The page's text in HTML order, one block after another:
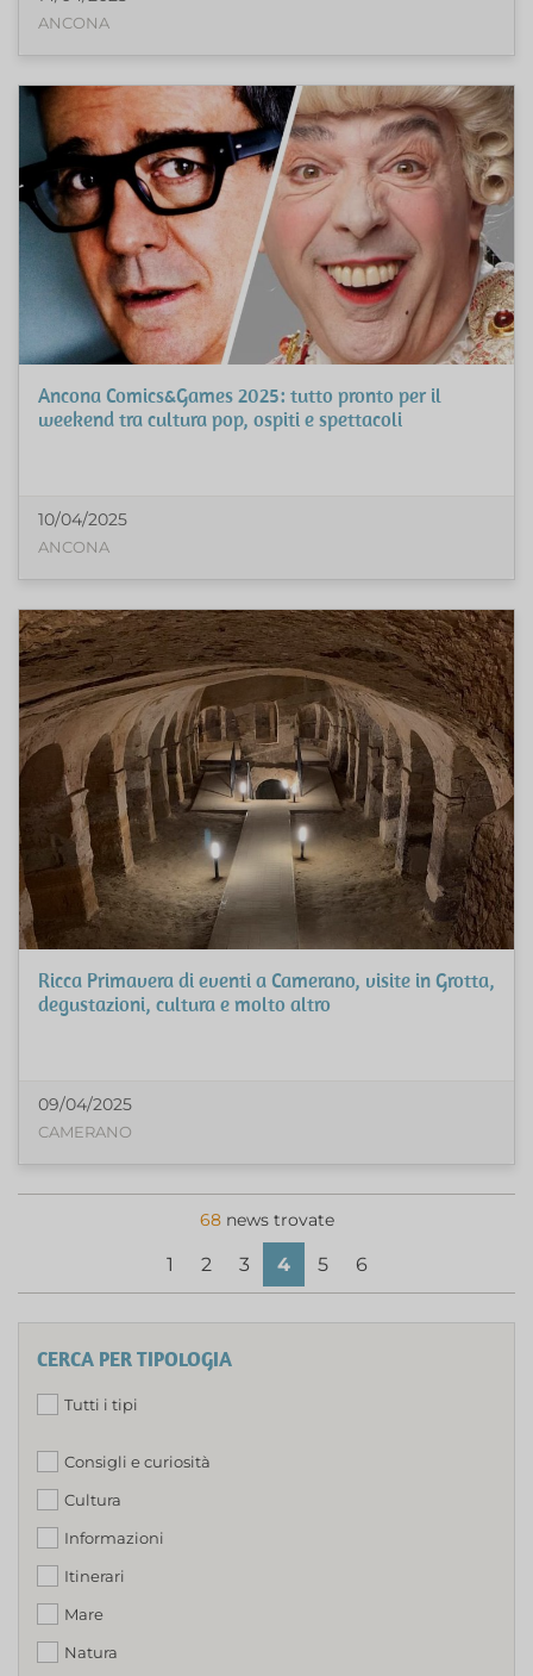
CERCA PER TIPOLOGIA
Tutti i tipi
Consigli e curiosità
Cultura
Informazioni
Itinerari
Mare
Natura
ANCONA
Ancona Comics&Games 2025: tutto pronto per il
weekend tra cultura pop, ospiti e spettacoli
10/04/2025
ANCONA
Ricca Primavera di eventi a Camerano, visite in Grotta,
degustazioni, cultura e molto altro
09/04/2025
CAMERANO
68news trovate
1 2 3 4 5 6